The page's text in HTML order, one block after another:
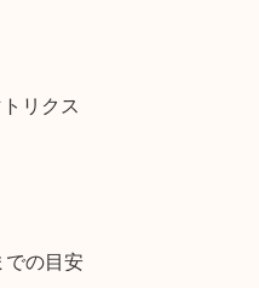
リクス
での目安